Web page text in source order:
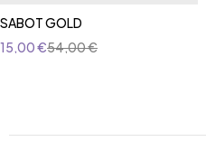
SABOT GOLD
54,00€
15,00€